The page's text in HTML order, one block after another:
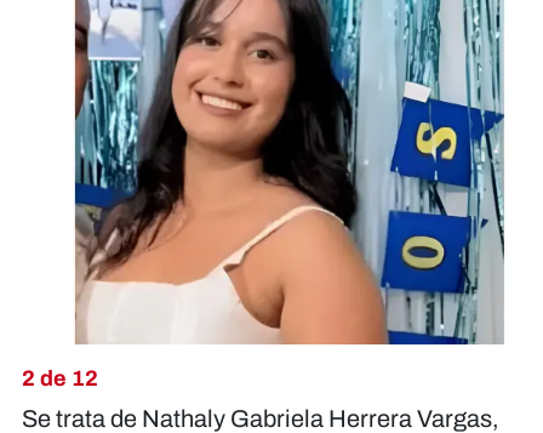
2 de 12
Se trata de Nathaly Gabriela Herrera Vargas,